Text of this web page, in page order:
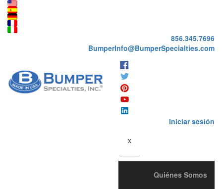
856.345.7696
BumperInfo@BumperSpecialties.com
Iniciar sesión
x
Quiénes Somos